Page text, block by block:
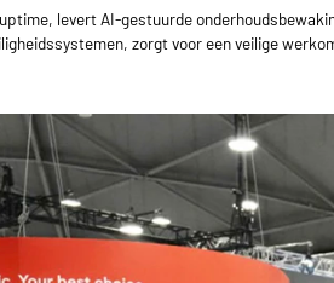
levert AI-gestuurde
zorgt voor een veilige